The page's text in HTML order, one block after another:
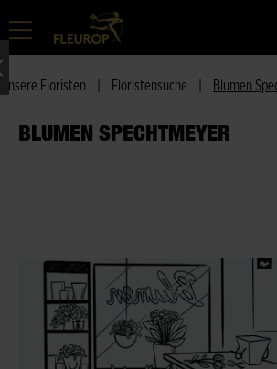
Unsere Floristen Floristensuche Blumen
BLUMEN SPECHTMEYER